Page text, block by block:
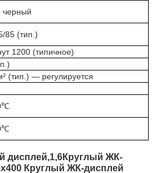
85 (тип.)
1200 (типичное)
(тип.) — регулируется
дисплей,1,6Круглый ЖК-
00 Круглый ЖК-дисплей